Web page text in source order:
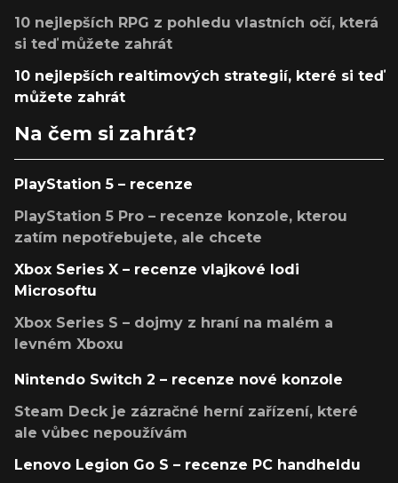
10 nejlepších RPG z pohledu vlastních očí, která
si teď můžete zahrát
10 nejlepších realtimových strategií, které si teď
můžete zahrát
Na čem si zahrát?
PlayStation 5 – recenze
PlayStation 5 Pro – recenze konzole, kterou
zatím nepotřebujete, ale chcete
Xbox Series X – recenze vlajkové lodi
Microsoftu
Xbox Series S – dojmy z hraní na malém a
levném Xboxu
Nintendo Switch 2 – recenze nové konzole
Steam Deck je zázračné herní zařízení, které
ale vůbec nepoužívám
Lenovo Legion Go S – recenze PC handheldu